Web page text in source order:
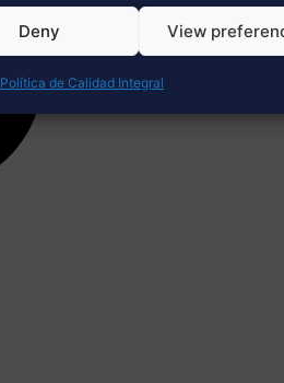
Deny View
Política de Calidad Integral